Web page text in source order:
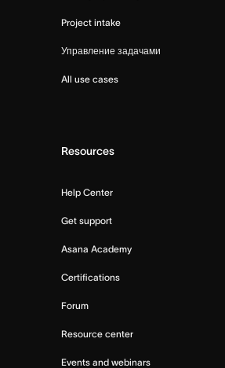
Project intake
Управление задачами
All use cases
Resources
Help Center
Get support
Asana Academy
Certifications
Forum
Resource center
Events and webinars